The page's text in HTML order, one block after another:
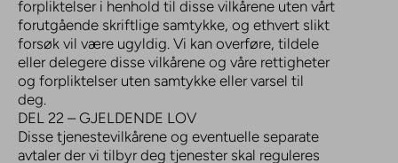
forpliktelser i henhold til disse vilkårene uten vårt
forutgående skriftlige samtykke, og ethvert slikt
forsøk vil være ugyldig. Vi kan overføre, tildele
eller delegere disse vilkårene og våre rettigheter
og forpliktelser uten samtykke eller varsel til
deg.
DEL 22 – GJELDENDE LOV
Disse tjenestevilkårene og eventuelle separate
avtaler der vi tilbyr deg tjenester skal reguleres